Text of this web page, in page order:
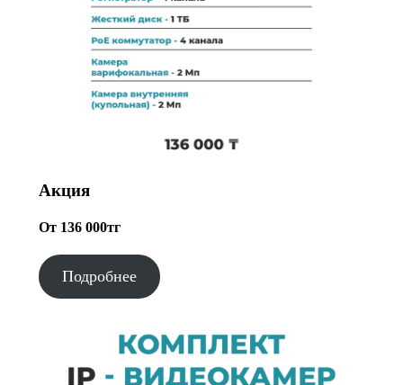
Акция
От 136 000тг
Подробнее